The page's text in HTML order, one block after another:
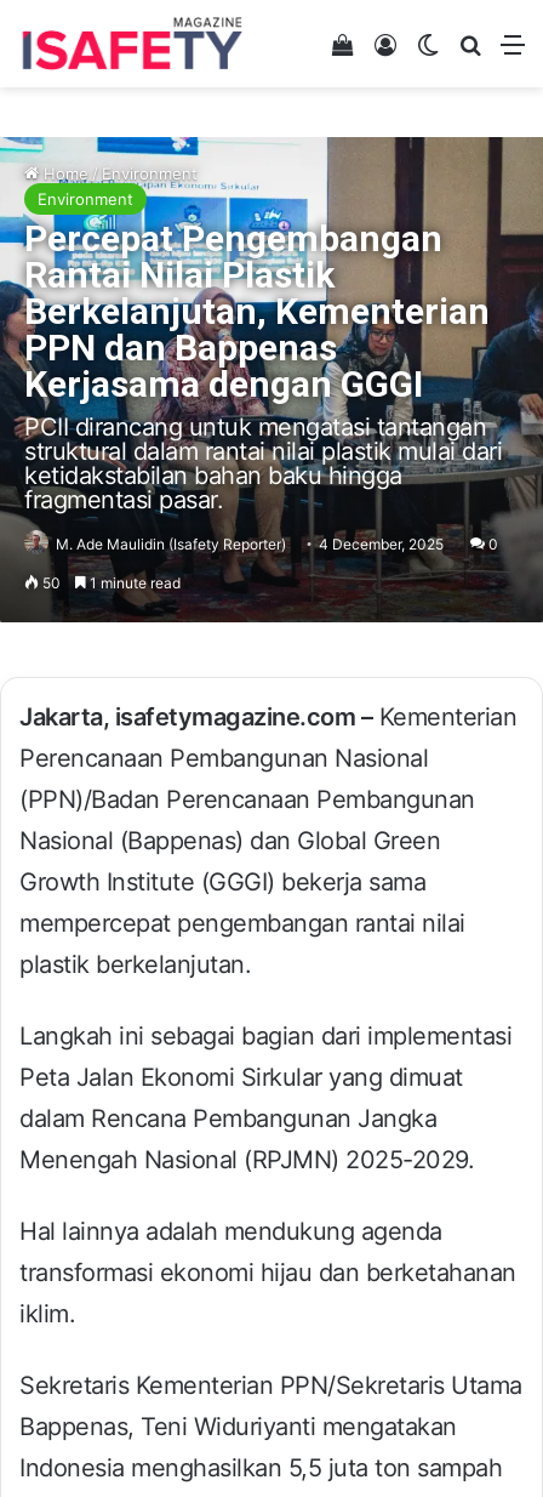
Switch skin
Log In
View your
Home/ Environment
Environment
Percepat Pengembangan
Rantai Nilai Plastik
Berkelanjutan, Kementerian
PPN dan Bappenas
Kerjasama dengan GGGI
PCII dirancang untuk mengatasi tantangan
struktural dalam rantai nilai plastik mulai dari
ketidakstabilan bahan baku hingga
fragmentasi pasar.
M. Ade Maulidin (Isafety Reporter) 4 December, 2025 0
50 1 minute read
Jakarta, isafetymagazine.com –Kementerian
Perencanaan Pembangunan Nasional
(PPN)/Badan Perencanaan Pembangunan
Nasional (Bappenas) dan Global Green
Growth Institute (GGGI) bekerja sama
mempercepat pengembangan rantai nilai
plastik berkelanjutan.
Langkah ini sebagai bagian dari implementasi
Peta Jalan Ekonomi Sirkular yang dimuat
dalam Rencana Pembangunan Jangka
Menengah Nasional (RPJMN) 2025-2029.
Hal lainnya adalah mendukung agenda
transformasi ekonomi hijau dan berketahanan
iklim.
Sekretaris Kementerian PPN/Sekretaris Utama
Bappenas, Teni Widuriyanti mengatakan
Indonesia menghasilkan 5,5 juta ton sampah